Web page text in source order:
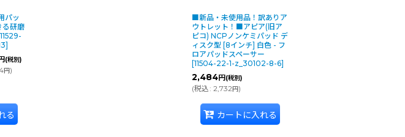
適したフロアパッド。350rpmまでのマシンで使用可能で
パッ
る研磨
11529-
]
(税別)
円)
る
■新品・未使用品！訳ありア
ウトレット！■アピア(旧ア
ピコ) NCPノンケミパッド デ
ィスク型 [8インチ] 白色 - フ
ロアパッドスペーサー
[11504-22-1-z_30102-8-6]
2,484円 (税別)
(税込: 2,732円)
カートに入れる